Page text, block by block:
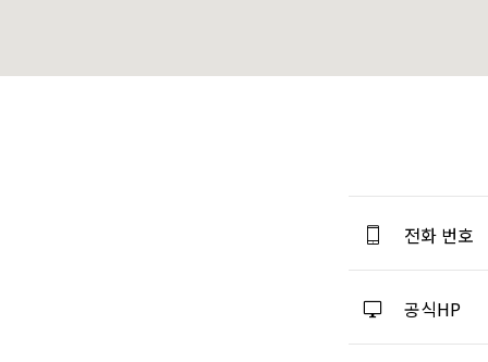
전화 번호
공식HP